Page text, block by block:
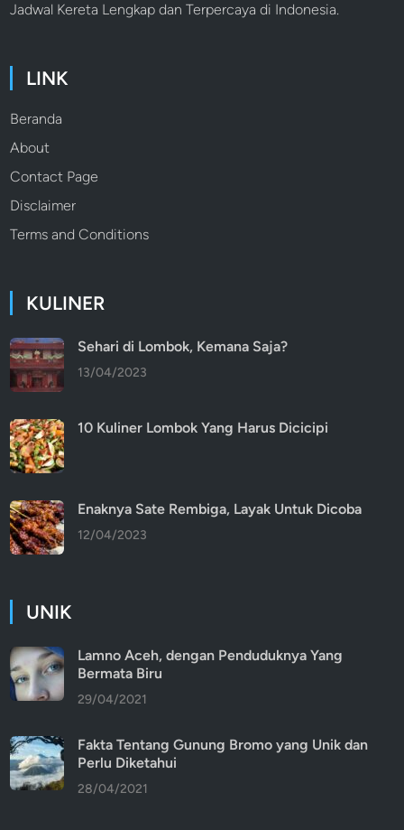
Jadwal Kereta Lengkap dan Terpercaya di Indonesia.
LINK
Beranda
About
Contact Page
Disclaimer
Terms and Conditions
KULINER
Sehari di Lombok, Kemana Saja?
13/04/2023
10 Kuliner Lombok Yang Harus Dicicipi
Enaknya Sate Rembiga, Layak Untuk Dicoba
12/04/2023
UNIK
Lamno Aceh, dengan Penduduknya Yang
Bermata Biru
29/04/2021
Fakta Tentang Gunung Bromo yang Unik dan
Perlu Diketahui
28/04/2021